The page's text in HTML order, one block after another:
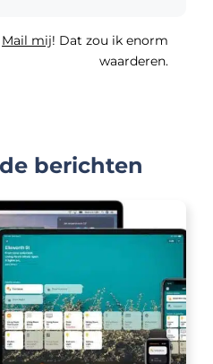
Mail mij! Dat zou ik enorm
waarderen.
berichten